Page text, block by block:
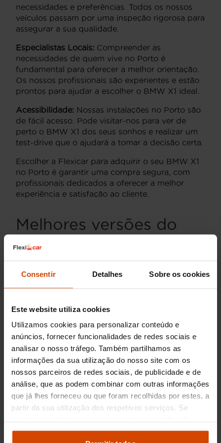
Consentir Detalhes Sobre os cookies
Este website utiliza cookies
Utilizamos cookies para personalizar conteúdo e
anúncios, fornecer funcionalidades de redes sociais e
analisar o nosso tráfego. Também partilhamos as
informações da sua utilização do nosso site com os
nossos parceiros de redes sociais, de publicidade e de
análise, que as podem combinar com outras informações
que já lhes forneceu ou que foram recolhidas por estes, a
partir da sua utilização dos respetivos serviços. Se
Pode modificar as suas opções de consentimento e
necessidades e preferências. Todos os nossos
veículos passam por uma inspeção rigorosa para
assegurar a sua qualidade.
Especialistas Locais: Compreender as
necessidades de quem vive no Porto é
fundamental para oferecer a melhor orientação.
Os nossos profissionais são experientes e estão
prontos para ajudar a escolher o BMW X1 ideal.
Acessibilidade: Nossas instalações no Porto são
de fácil acesso. Pode visitar-nos para ver de
perto o BMW X1 dos seus sonhos e realizar um
test-drive que o ajudará a tomar a decisão certa.
Escolher a Flexicar para adquirir o seu BMW X1
no Porto é garantir uma compra segura, com
profissionais dedicados a oferecer a melhor
experiência e satisfação ao cliente.
Melhores versões do
BMW X1 em Porto
populares no mercado de carros usados em
Porto, conhecido pela sua combinação de
as melhores versões do BMW X1 disponíveis em
segunda mão, destacam-se as variantes
, que oferecem diferentes opções de
tração para melhor se adequar às necessidades
dos condutores.
O BMW X1 M Sport é uma escolha popular entre
os entusiastas de performance, oferecendo
acabamentos desportivos, uma suspensão mais
rígida e elementos de design exclusivos que